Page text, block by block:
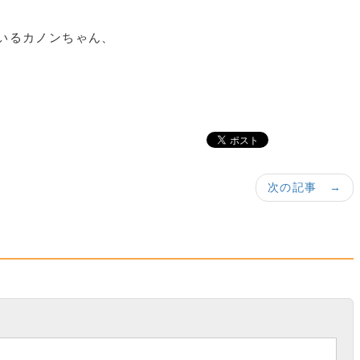
るカノンちゃん、
次の記事 →